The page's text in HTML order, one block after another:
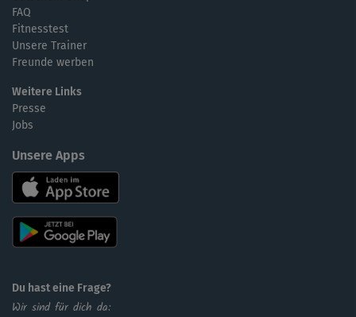
FAQ
Fitnesstest
Unsere Trainer
Freunde werben
Weitere Links
Presse
Jobs
Unsere Apps
Du hast eine Frage?
Wir sind für dich da: